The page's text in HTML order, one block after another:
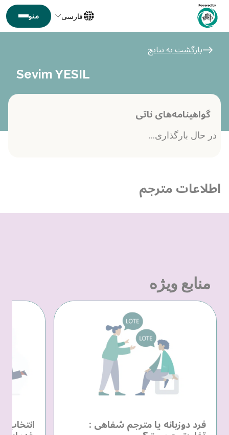
فارسی
بازگشت به نتایج
Sevim YESIL
گواهینامه‌های ناتی
در حال بارگذاری...
اطلاعات مترجم
منابع ویژه
فرد دوزبانه یا مترجم شفاهی : انتخاب